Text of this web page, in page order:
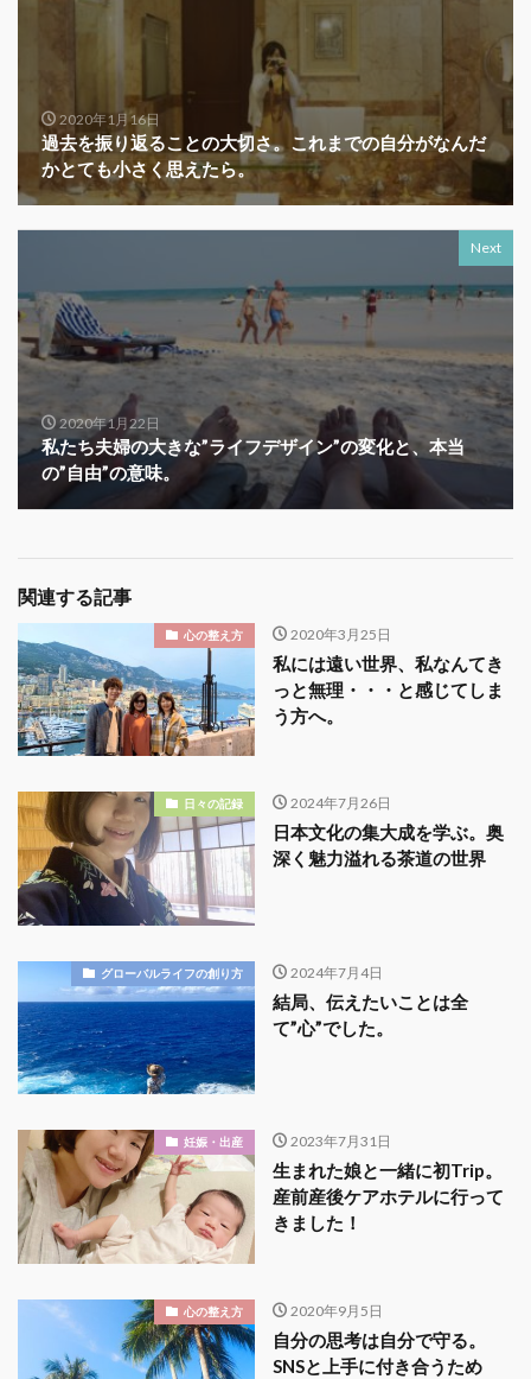
2020年1月16日
過去を振り返ることの大切さ。これまでの自分がなんだ
かとても小さく思えたら。
Next
2020年1月22日
私たち夫婦の大きな”ライフデザイン”の変化と、本当
の”自由”の意味。
関連する記事
心の整え方 2020年3月25日
私には遠い世界、私なんてき
っと無理・・・と感じてしま
う方へ。
日々の記録 2024年7月26日
日本文化の集大成を学ぶ。奥
深く魅力溢れる茶道の世界
グローバルライフの創り方 2024年7月4日
結局、伝えたいことは全
て”心”でした。
妊娠・出産 2023年7月31日
生まれた娘と一緒に初Trip。
産前産後ケアホテルに行って
きました！
心の整え方 2020年9月5日
自分の思考は自分で守る。
SNSと上手に付き合うため